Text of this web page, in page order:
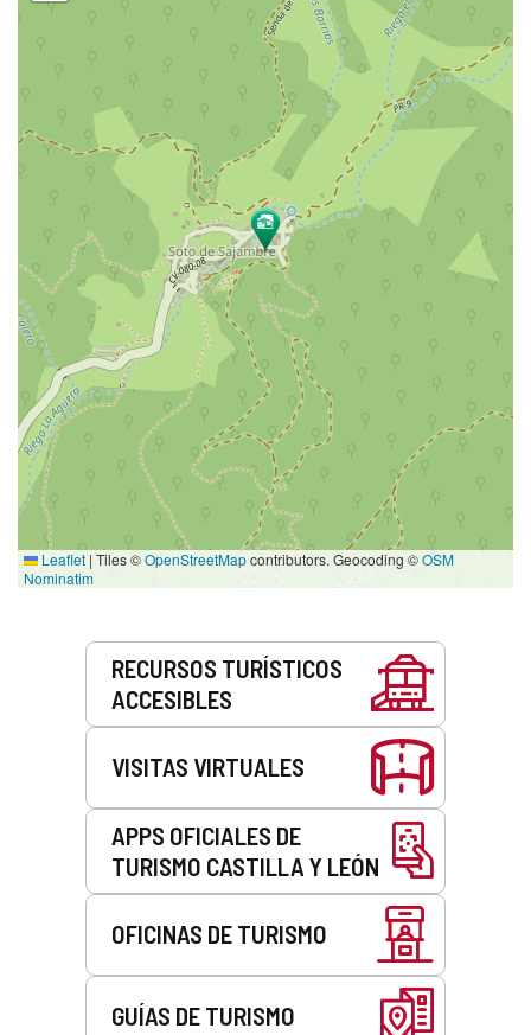
Leaflet | Tiles ©OpenStreetMapcontributors. Geocoding ©OSM
Nominatim
RECURSOS TURÍSTICOS
ACCESIBLES
VISITAS VIRTUALES
APPS OFICIALES DE
TURISMO CASTILLA Y LEÓN
OFICINAS DE TURISMO
GUÍAS DE TURISMO